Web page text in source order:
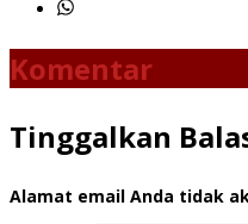
Komentar
Tinggalkan
Alamat email Anda tidak